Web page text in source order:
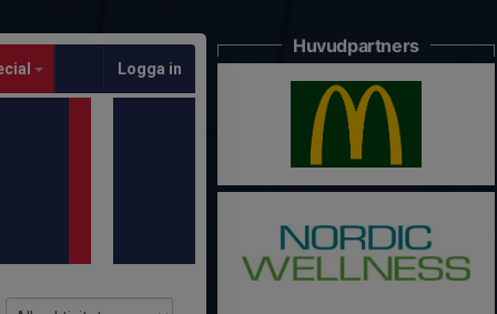
Logga in
Huvudpartners